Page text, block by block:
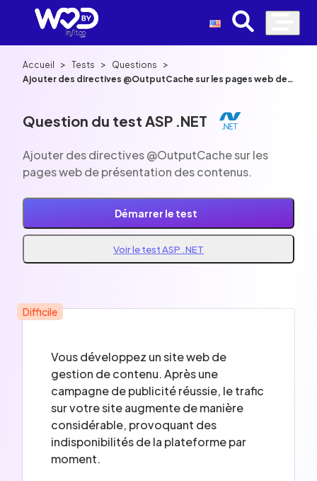
Accueil > Tests > Questions >
Ajouter des directives @OutputCache sur les pages web de
Question du test ASP .NET
Ajouter des directives @OutputCache sur les
pages web de présentation des contenus.
Démarrer le test
Voir le test ASP .NET
Difficile
Vous développez un site web de
gestion de contenu. Après une
campagne de publicité réussie, le trafic
sur votre site augmente de manière
considérable, provoquant des
indisponibilités de la plateforme par
moment.